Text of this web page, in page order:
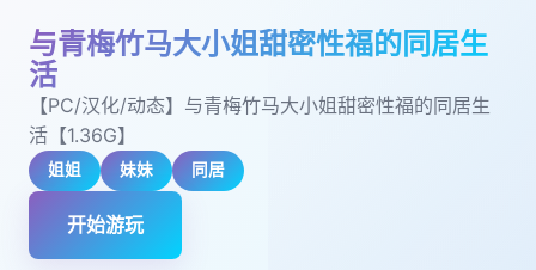
与青梅竹马大小姐甜密性福的同居生
活
【PC/汉化/动态】与青梅竹马大小姐甜密性福的同居生
活【1.36G】
姐姐 妹妹 同居
开始游玩